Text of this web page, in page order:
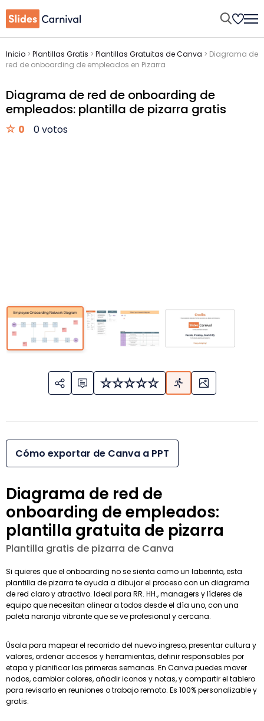
Inicio > Plantillas Gratis > Plantillas Gratuitas de Canva > Diagrama de
red de onboarding de empleados en Pizarra
Diagrama de red de onboarding de
empleados: plantilla de pizarra gratis
0 0 votos
Cómo exportar de Canva a PPT
Diagrama de red de
onboarding de empleados:
plantilla gratuita de pizarra
Plantilla gratis de pizarra de Canva
Si quieres que el onboarding no se sienta como un laberinto, esta
plantilla de pizarra te ayuda a dibujar el proceso con un diagrama
de red claro y atractivo. Ideal para RR. HH., managers y líderes de
equipo que necesitan alinear a todos desde el día uno, con una
paleta naranja vibrante que se ve profesional y cercana.
Úsala para mapear el recorrido del nuevo ingreso, presentar cultura y
valores, ordenar accesos y herramientas, definir responsables por
etapa y planificar las primeras semanas. En Canva puedes mover
nodos, cambiar colores, añadir iconos y notas, y compartir el tablero
para revisarlo en reuniones o trabajo remoto. Es 100% personalizable y
gratis.